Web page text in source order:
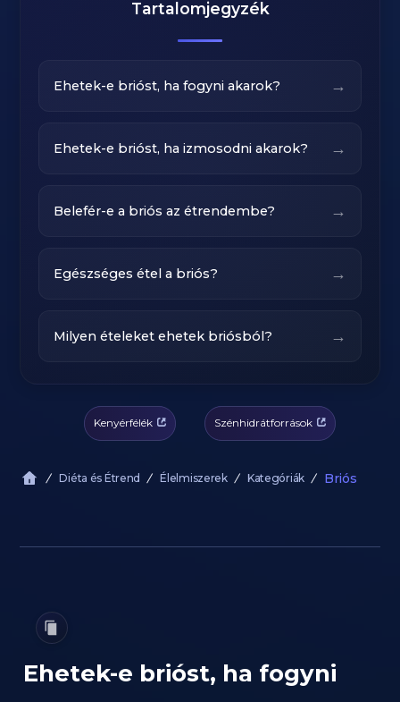
Tartalomjegyzék
Ehetek-e brióst, ha fogyni akarok? →
Ehetek-e brióst, ha izmosodni akarok? →
Belefér-e a briós az étrendembe? →
Egészséges étel a briós? →
Milyen ételeket ehetek briósból? →
Kenyérfélék Szénhidrátforrások
Diéta és Étrend Élelmiszerek Kategóriák Briós
Ehetek-e brióst, ha fogyni